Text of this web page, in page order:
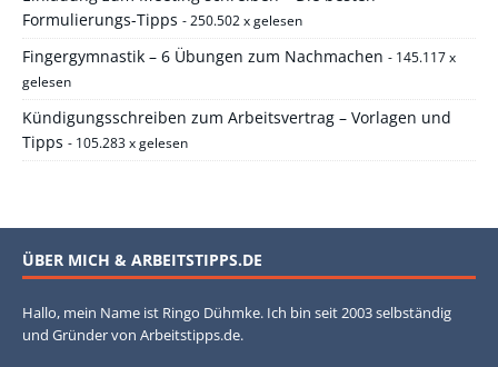
Formulierungs-Tipps - 250.502 x gelesen
Fingergymnastik – 6 Übungen zum Nachmachen - 145.117 x
gelesen
Kündigungsschreiben zum Arbeitsvertrag – Vorlagen und
Tipps - 105.283 x gelesen
ÜBER MICH & ARBEITSTIPPS.DE
Hallo, mein Name ist Ringo Dühmke. Ich bin seit 2003 selbständig
und Gründer von Arbeitstipps.de.